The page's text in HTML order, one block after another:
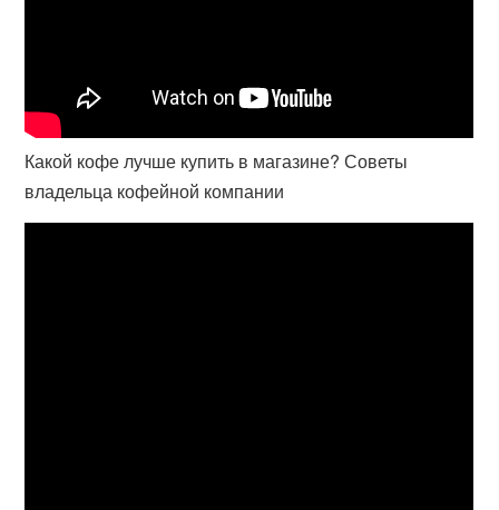
Какой кофе лучше купить в магазине? Советы
владельца кофейной компании